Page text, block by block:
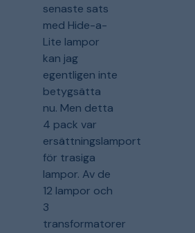
senaste sats
med Hide-a-
Lite lampor
kan jag
egentligen inte
betygsätta
nu. Men detta
4 pack var
ersättningslamport
för trasiga
lampor. Av de
12 lampor och
3
transformatorer